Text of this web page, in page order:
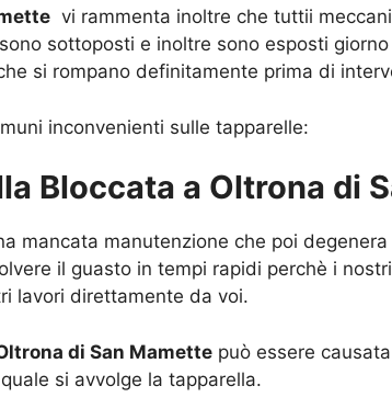
vi rammenta inoltre che tuttii
sottoposti e inoltre sono esposti
si rompano definitamente prima di
inconvenienti sulle tapparelle:
Bloccata a Oltrona di
mancata manutenzione che poi
il guasto in tempi rapidi perchè i
lavori direttamente da voi.
di San Mamette può essere
si avvolge la tapparella.